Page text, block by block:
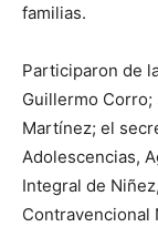
familias.
Participaron de
Guillermo Corro;
Martínez; el
Adolescencias,
Integral de
Contravencional